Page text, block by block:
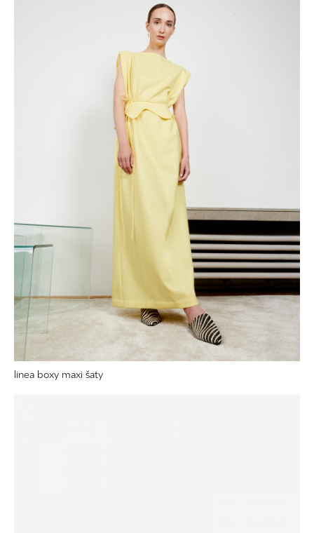
linea boxy maxi šaty